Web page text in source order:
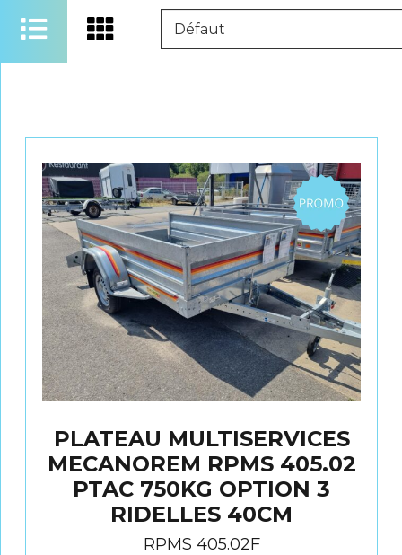
Promo
PLATEAU MULTISERVICES
MECANOREM RPMS 405.02
PTAC 750KG OPTION 3
RIDELLES 40CM
RPMS 405.02F